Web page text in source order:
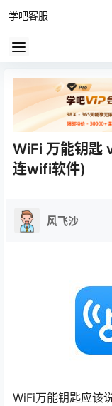
学吧客服
WiFi 万能钥匙
连wifi软件)
风飞沙
WiFi万能钥匙应该